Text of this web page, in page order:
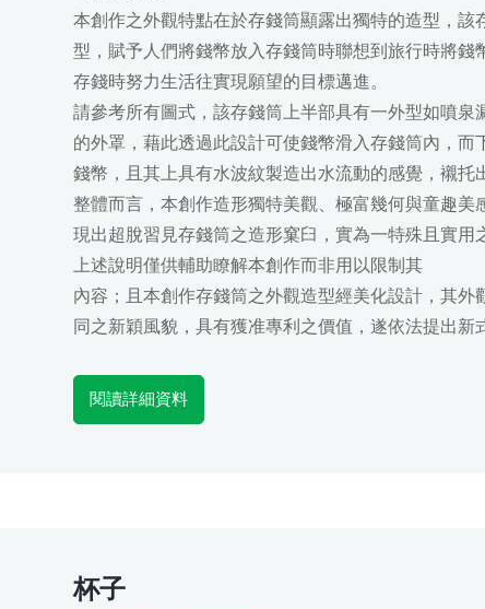
本創作之外觀特點在於存錢筒顯露出獨特的造型，
型，賦予人們將錢幣放入存錢筒時聯想到旅行時將
存錢時努力生活往實現願望的目標邁進。
請參考所有圖式，該存錢筒上半部具有一外型如噴
的外罩，藉此透過此設計可使錢幣滑入存錢筒內，
錢幣，且其上具有水波紋製造出水流動的感覺，襯托
整體而言，本創作造形獨特美觀、極富幾何與童趣
現出超脫習見存錢筒之造形窠臼，實為一特殊且實用
上述說明僅供輔助瞭解本創作而非用以限制其
內容；且本創作存錢筒之外觀造型經美化設計，其
同之新穎風貌，具有獲准專利之價值，遂依法提出新
閱讀詳細資料
杯子